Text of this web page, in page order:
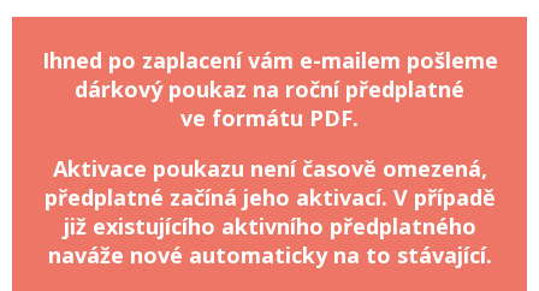
Ihned po zaplacení vám e-mailem pošleme
dárkový poukaz na roční předplatné
ve formátu PDF.
Aktivace poukazu není časově omezená,
předplatné začíná jeho aktivací. V případě
již existujícího aktivního předplatného
naváže nové automaticky na to stávající.